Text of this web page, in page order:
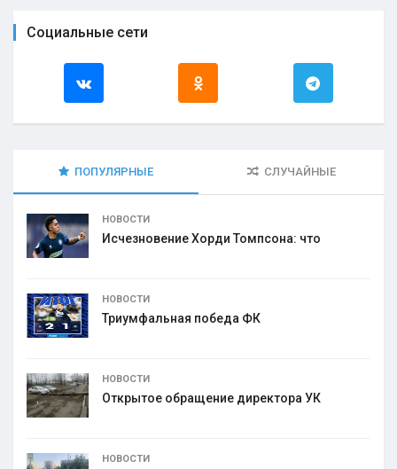
Социальные сети
ПОПУЛЯРНЫЕ СЛУЧАЙНЫЕ
НОВОСТИ
Исчезновение Хорди Томпсона: что
НОВОСТИ
Триумфальная победа ФК
НОВОСТИ
Открытое обращение директора УК
НОВОСТИ